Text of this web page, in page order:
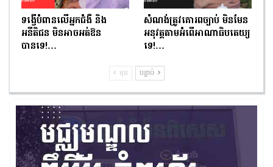
ទង្វើបំពានលើអ្នកជំងឺ និង
អនីតិជន មិនអាចអត់ឱន
បានទេ!…
សំណង់ត្រូវគោរពច្បាប់ មិនមែន
អនុវត្តតាមអំពើអាណាធិបតេយ្យ
ទេ!…
មុន បន្ទាប់